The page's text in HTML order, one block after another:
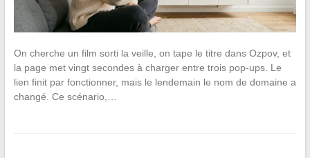
On cherche un film sorti la veille, on tape le titre dans Ozpov, et
la page met vingt secondes à charger entre trois pop-ups. Le
lien finit par fonctionner, mais le lendemain le nom de domaine a
changé. Ce scénario,…